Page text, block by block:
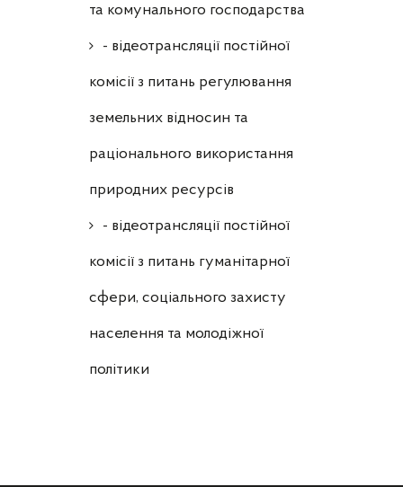
та комунального господарства
- відеотрансляції постійної
комісії з питань регулювання
земельних відносин та
раціонального використання
природних ресурсів
- відеотрансляції постійної
комісії з питань гуманітарної
сфери, соціального захисту
населення та молодіжної
політики